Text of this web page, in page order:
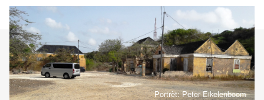
Portrèt: Peter Eikelenboom